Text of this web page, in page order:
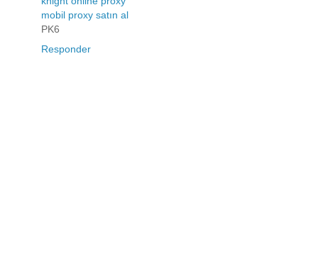
mobil proxy satın al
PK6
Responder